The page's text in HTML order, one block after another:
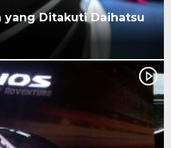
yang Ditakuti Daihatsu